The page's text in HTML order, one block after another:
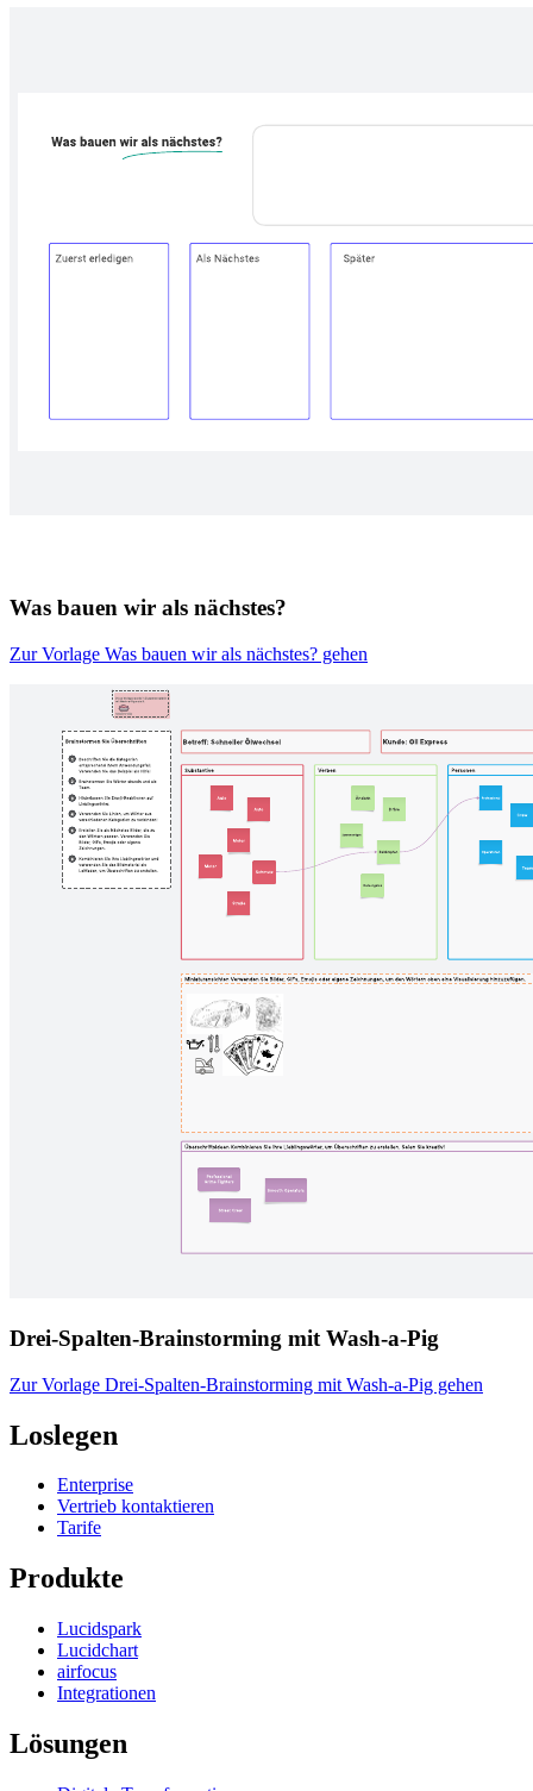
Was bauen wir als nächstes?
Zur Vorlage Was bauen wir als nächstes? gehen
Drei-Spalten-Brainstorming mit Wash-a-Pig
Zur Vorlage Drei-Spalten-Brainstorming mit Wash-a-Pig gehen
Loslegen
Enterprise
Vertrieb kontaktieren
Tarife
Produkte
Lucidspark
Lucidchart
airfocus
Integrationen
Lösungen